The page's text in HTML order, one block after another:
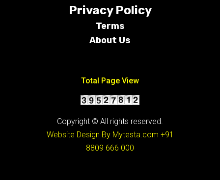
Privacy Policy
Terms
About Us
Total Page View
Copyright © All rights reserved.
Website Design By Mytesta.com +91
8809 666 000